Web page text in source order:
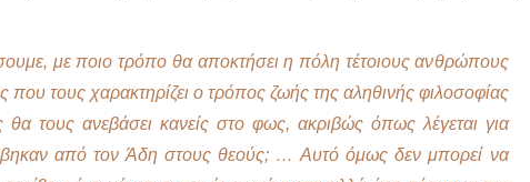
με ποιο τρόπο θα αποκτήσει η πόλη τέτοιους ανθρώπους
που τους χαρακτηρίζει ο τρόπος ζωής της αληθινής φιλοσοφίας
τους ανεβάσει κανείς στο φως, ακριβώς όπως λέγεται για
από τον Άδη στους θεούς; … Αυτό όμως δεν μπορεί να